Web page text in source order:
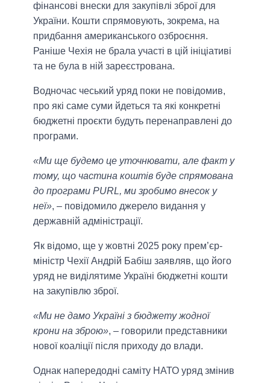
фінансові внески для закупівлі зброї для
України. Кошти спрямовують, зокрема, на
придбання американського озброєння.
Раніше Чехія не брала участі в цій ініціативі
та не була в ній зареєстрована.
Водночас чеський уряд поки не повідомив,
про які саме суми йдеться та які конкретні
бюджетні проєкти будуть перенаправлені до
програми.
«Ми ще будемо це уточнювати, але факт у
тому, що частина коштів буде спрямована
до програми PURL, ми зробимо внесок у
неї», – повідомило джерело видання у
державній адміністрації.
Як відомо, ще у жовтні 2025 року прем’єр-
міністр Чехії Андрій Бабіш заявляв, що його
уряд не виділятиме Україні бюджетні кошти
на закупівлю зброї.
«Ми не дамо Україні з бюджету жодної
крони на зброю», – говорили представники
нової коаліції після приходу до влади.
Однак напередодні саміту НАТО уряд змінив